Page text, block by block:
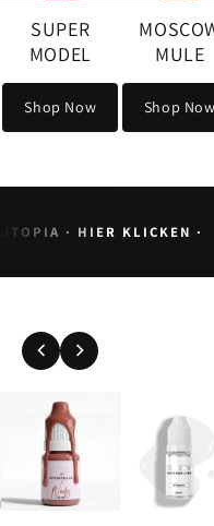
Now
MILAN
Shop Now
UTOPIA · HIER KLICKEN ·